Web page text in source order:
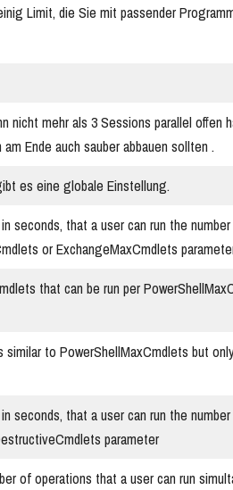
Limit, die Sie mit passender
nicht mehr als 3 Sessions parallel offen
Ende auch sauber abbauen sollten .
es eine globale Einstellung.
seconds, that a user can run the
or ExchangeMaxCmdlets
that can be run per
similar to PowerShellMaxCmdlets but
seconds, that a user can run the
parameter
of operations that a user can run